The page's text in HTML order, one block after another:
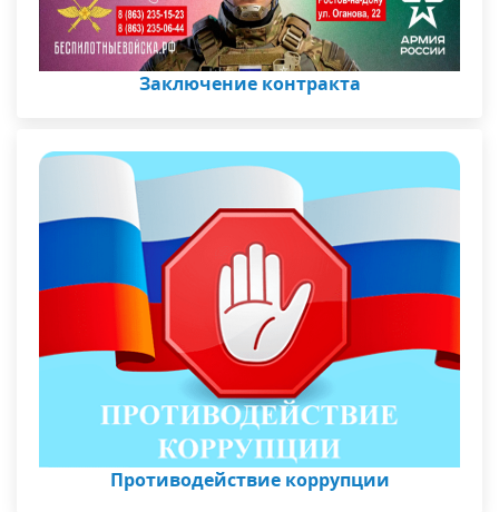
Заключение контракта
Противодействие коррупции